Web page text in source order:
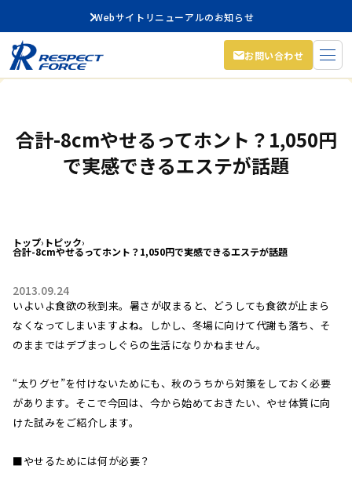
Webサイトリニューアルのお知らせ
お問い合わせ
合計-8cmやせるってホント？1,050円
で実感できるエステが話題
トップ› トピック›
合計-8cmやせるってホント？1,050円で実感できるエステが話題
2013.09.24
いよいよ食欲の秋到来。暑さが収まると、どうしても食欲が止まら
なくなってしまいますよね。しかし、冬場に向けて代謝も落ち、そ
のままではデブまっしぐらの生活になりかねません。
“太りグセ”を付けないためにも、秋のうちから対策をしておく必要
があります。そこで今回は、今から始めておきたい、やせ体質に向
けた試みをご紹介します。
■やせるためには何が必要？